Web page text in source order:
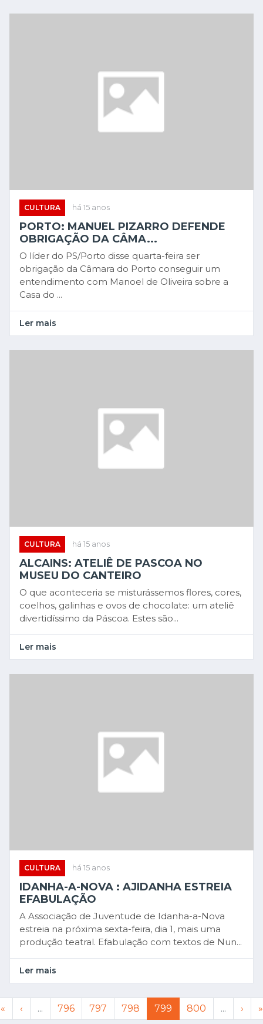
CULTURA há 15 anos
PORTO: MANUEL PIZARRO DEFENDE
OBRIGAÇÃO DA CÂMA...
O líder do PS/Porto disse quarta-feira ser
obrigação da Câmara do Porto conseguir um
entendimento com Manoel de Oliveira sobre a
Casa do ...
Ler mais
CULTURA há 15 anos
ALCAINS: ATELIÊ DE PASCOA NO
MUSEU DO CANTEIRO
O que aconteceria se misturássemos flores, cores,
coelhos, galinhas e ovos de chocolate: um ateliê
divertidíssimo da Páscoa. Estes são...
Ler mais
CULTURA há 15 anos
IDANHA-A-NOVA : AJIDANHA ESTREIA
EFABULAÇÃO
A Associação de Juventude de Idanha-a-Nova
estreia na próxima sexta-feira, dia 1, mais uma
produção teatral. Efabulação com textos de Nun...
Ler mais
« ‹ ... 796 797 798 799 800 ... › »